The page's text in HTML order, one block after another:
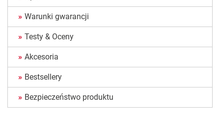
Warunki gwarancji
Testy & Oceny
Akcesoria
Bestsellery
Bezpieczeństwo produktu